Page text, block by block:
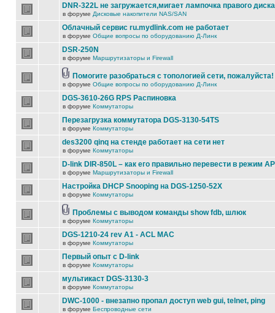
DNR-322L не загружается,мигает лампочка правого диска
в форуме Дисковые накопители NAS/SAN
Облачный сервис ru.mydlink.com не работает
в форуме Общие вопросы по оборудованию Д-Линк
DSR-250N
в форуме Маршрутизаторы и Firewall
Помогите разобраться с топологией сети, пожалуйста!
в форуме Общие вопросы по оборудованию Д-Линк
DGS-3610-26G RPS Распиновка
в форуме Коммутаторы
Перезагрузка коммутатора DGS-3130-54TS
в форуме Коммутаторы
des3200 qinq на стенде работает на сети нет
в форуме Коммутаторы
D-link DIR-850L – как его правильно перевести в режим
в форуме Маршрутизаторы и Firewall
Настройка DHCP Snooping на DGS-1250-52X
в форуме Коммутаторы
Проблемы с выводом команды show fdb, шлюк
в форуме Коммутаторы
DGS-1210-24 rev A1 - ACL MAC
в форуме Коммутаторы
Первый опыт с D-link
в форуме Коммутаторы
мультикаст DGS-3130-3
в форуме Коммутаторы
DWC-1000 - внезапно пропал доступ web gui, telnet, ping
в форуме Беспроводные сети